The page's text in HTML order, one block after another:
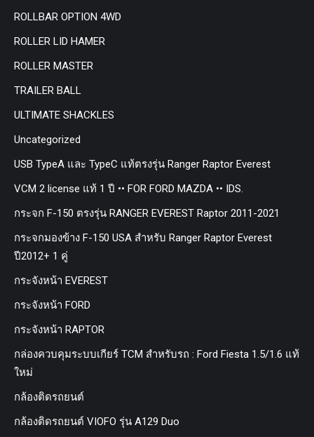
ROLLBAR OPTION 4WD
ROLLER LID HAMER
ROLLER MASTER
TRAILER BALL
ULTIMATE SHACKLES
Uncategorized
USB TypeA และ TypeC แท้ตรงรุ่น Ranger Raptor Everest
VCM 2 license แท้ 1 ปี •• FOR FORD MAZDA •• IDS.
กระจก F-150 ตรงรุ่น RANGER EVEREST Raptor 2011-2021
กระจกมองข้าง F-150 USA สำหรับ Ranger Raptor Everest
ปี2012+ 1 คู่
กระจังหน้า EVEREST
กระจังหน้า FORD
กระจังหน้า RAPTOR
กล่องควบคุมระบบเกียร์ TCM สำหรับรถ : Ford Fiesta 1.5/1.6 แท้
ใหม่
กล้องติดรถยนต์
กล้องติดรถยนต์ VIOFO รุ่น A129 Duo